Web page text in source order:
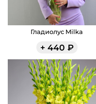
Гладиолус Milka
+ 440 ₽